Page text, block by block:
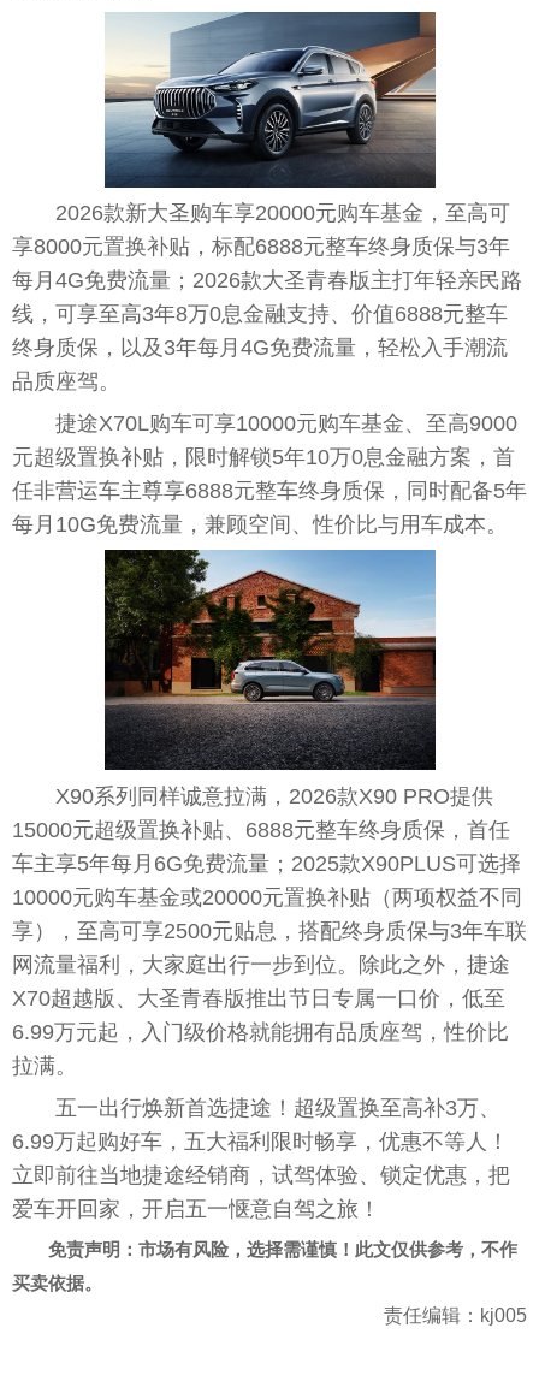
2026款新大圣购车享20000元购车基金，至高可
享8000元置换补贴，标配6888元整车终身质保与3年
每月4G免费流量；2026款大圣青春版主打年轻亲民路
线，可享至高3年8万0息金融支持、价值6888元整车
终身质保，以及3年每月4G免费流量，轻松入手潮流
品质座驾。
捷途X70L购车可享10000元购车基金、至高9000
元超级置换补贴，限时解锁5年10万0息金融方案，首
任非营运车主尊享6888元整车终身质保，同时配备5年
每月10G免费流量，兼顾空间、性价比与用车成本。
X90系列同样诚意拉满，2026款X90 PRO提供
15000元超级置换补贴、6888元整车终身质保，首任
车主享5年每月6G免费流量；2025款X90PLUS可选择
10000元购车基金或20000元置换补贴（两项权益不同
享），至高可享2500元贴息，搭配终身质保与3年车联
网流量福利，大家庭出行一步到位。除此之外，捷途
X70超越版、大圣青春版推出节日专属一口价，低至
6.99万元起，入门级价格就能拥有品质座驾，性价比
拉满。
五一出行焕新首选捷途！超级置换至高补3万、
6.99万起购好车，五大福利限时畅享，优惠不等人！
立即前往当地捷途经销商，试驾体验、锁定优惠，把
爱车开回家，开启五一惬意自驾之旅！
免责声明：市场有风险，选择需谨慎！此文仅供参考，不作
买卖依据。
责任编辑：kj005